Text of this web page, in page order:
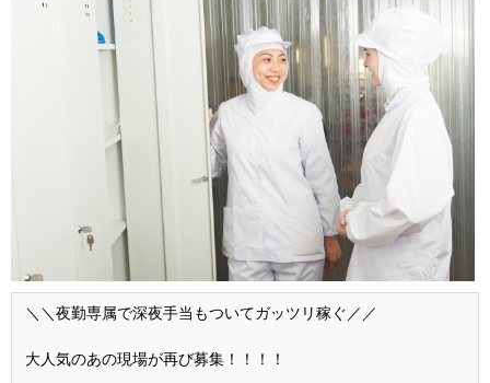
＼＼夜勤専属で深夜手当もついてガッツリ稼ぐ／／
大人気のあの現場が再び募集！！！！